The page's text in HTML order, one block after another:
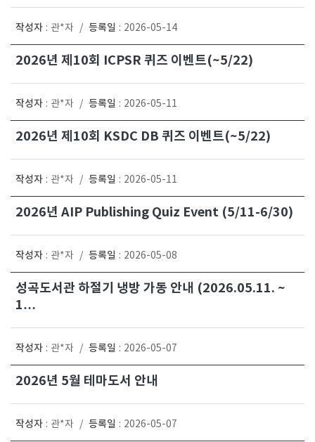
작성자 : 관*자 / 등록일 : 2026-05-14
2026년 제10회 ICPSR 퀴즈 이벤트(~5/22)
작성자 : 관*자 / 등록일 : 2026-05-11
2026년 제10회 KSDC DB 퀴즈 이벤트(~5/22)
작성자 : 관*자 / 등록일 : 2026-05-11
2026년 AIP Publishing Quiz Event (5/11-6/30)
작성자 : 관*자 / 등록일 : 2026-05-08
성곡도서관 하절기 냉방 가동 안내 (2026.05.11. ~
1…
작성자 : 관*자 / 등록일 : 2026-05-07
2026년 5월 테마도서 안내
작성자 : 관*자 / 등록일 : 2026-05-07